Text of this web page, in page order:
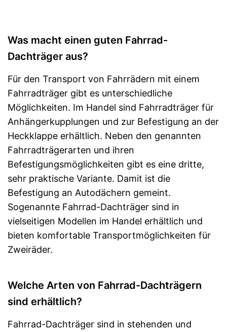
Was macht einen guten Fahrrad-
Dachträger aus?
Für den Transport von Fahrrädern mit einem
Fahrradträger gibt es unterschiedliche
Möglichkeiten. Im Handel sind Fahrradträger für
Anhängerkupplungen und zur Befestigung an der
Heckklappe erhältlich. Neben den genannten
Fahrradträgerarten und ihren
Befestigungsmöglichkeiten gibt es eine dritte,
sehr praktische Variante. Damit ist die
Befestigung an Autodächern gemeint.
Sogenannte Fahrrad-Dachträger sind in
vielseitigen Modellen im Handel erhältlich und
bieten komfortable Transportmöglichkeiten für
Zweiräder.
Welche Arten von Fahrrad-Dachträgern
sind erhältlich?
Fahrrad-Dachträger sind in stehenden und